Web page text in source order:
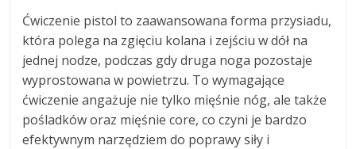
Ćwiczenie pistol to zaawansowana forma przysiadu,
która polega na zgięciu kolana i zejściu w dół na
jednej nodze, podczas gdy druga noga pozostaje
wyprostowana w powietrzu. To wymagające
ćwiczenie angażuje nie tylko mięśnie nóg, ale także
pośladków oraz mięśnie core, co czyni je bardzo
efektywnym narzędziem do poprawy siły i